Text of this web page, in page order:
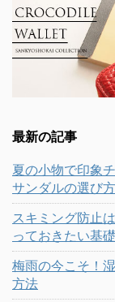
最新の記事
夏の小物で印象
サンダルの選び方
スキミング防止
っておきたい基
梅雨の今こそ！
方法